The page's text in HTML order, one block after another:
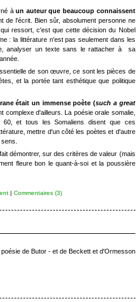
àun auteur que beaucoup connaissent
de l'écrit. Bien sûr, absolument personne ne
ressort, c'est que cette décision du Nobel
: la littérature n'est pas seulement dans les
analyser un texte sans le rattacher à sa
de son œuvre, ce sont les pièces de
et la portée tant esthétique que politique
était un immense poète (such a great
d'ailleurs. La poésie orale somalie,
60, et tous les Somaliens disent que ces
mettre d'un côté les poètes et d'autre
démontrer, sur des critères de valeur (mais
fleure bon le quant-à-soi et la poussière
| Commentaires (3)
de Butor - et de Beckett et d'Ormesson